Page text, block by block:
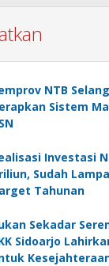
NTB
Sistem
Investasi
Sudah
Tahunan
Sekadar
Sidoarjo